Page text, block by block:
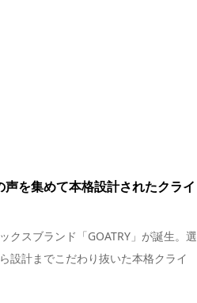
声を集めて本格設計されたクライ
クスブランド「GOATRY」が誕生。選
設計までこだわり抜いた本格クライ